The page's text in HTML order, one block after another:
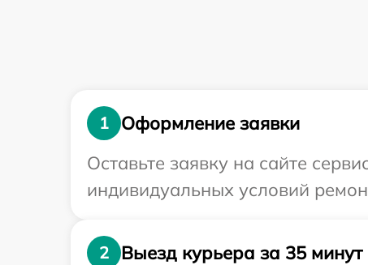
1
Оформление заявки
Оставьте заявку на сайте
индивидуальных условий
2
Выезд курьера за 35 минут